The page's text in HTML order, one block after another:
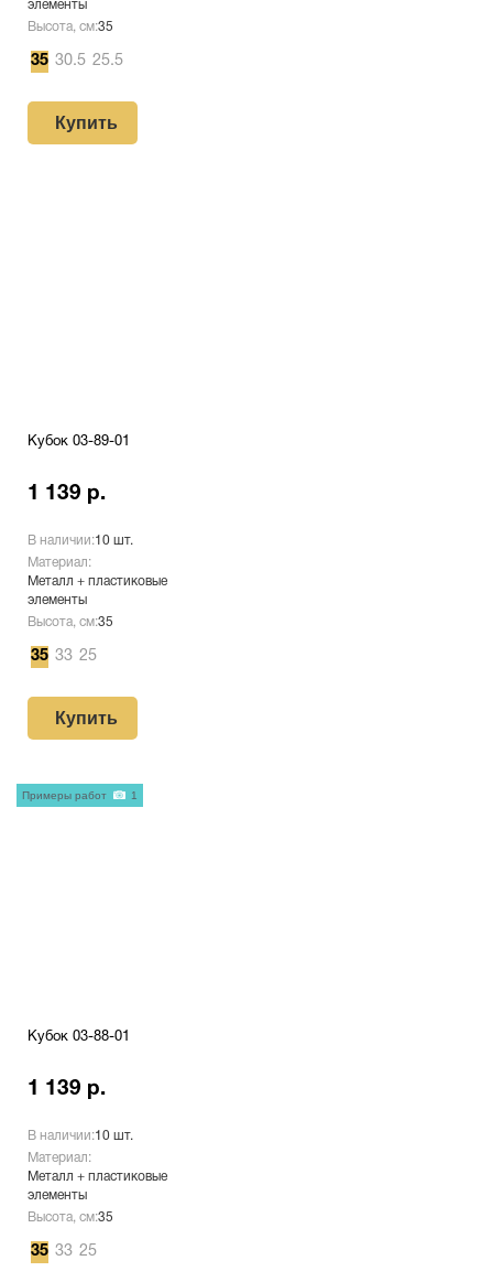
элементы
Высота, см:35
35 30.5 25.5
Купить
Кубок 03-89-01
1 139 р.
В наличии:10 шт.
Материал:
Металл + пластиковые
элементы
Высота, см:35
35 33 25
Купить
Кубок 03-88-01
1 139 р.
В наличии:10 шт.
Материал:
Металл + пластиковые
элементы
Высота, см:35
35 33 25
Примеры работ 1